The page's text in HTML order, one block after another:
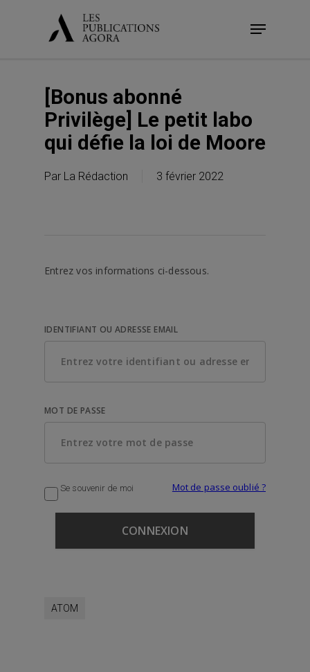
Menu
[Bonus abonné
Privilège] Le petit labo
qui défie la loi de Moore
Par La Rédaction 3 février 2022
Entrez vos informations ci-dessous.
IDENTIFIANT OU ADRESSE EMAIL
MOT DE PASSE
Se souvenir de moi Mot de passe oublié ?
ATOM